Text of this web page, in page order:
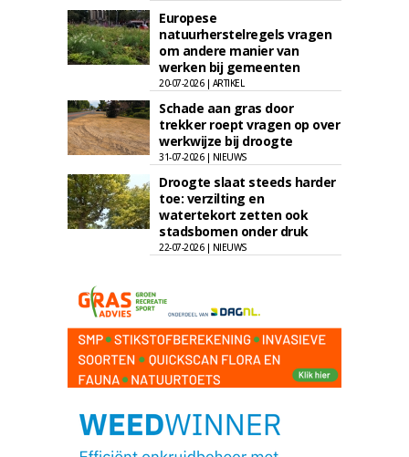
Europese
natuurherstelregels vragen
om andere manier van
werken bij gemeenten
20-07-2026 | ARTIKEL
Schade aan gras door
trekker roept vragen op over
werkwijze bij droogte
31-07-2026 | NIEUWS
Droogte slaat steeds harder
toe: verzilting en
watertekort zetten ook
stadsbomen onder druk
22-07-2026 | NIEUWS